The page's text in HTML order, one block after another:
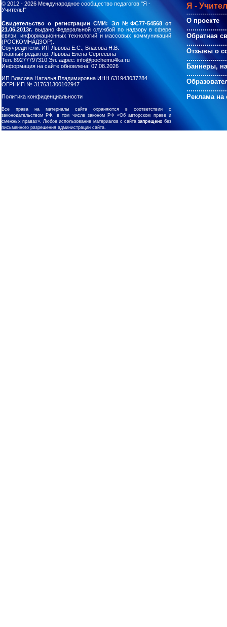
© 2012 - 2026 Международное сообщество педагогов "Я -
Учитель!"
Я -
О проекте
Обратная
Отзывы о
Баннеры,
Реклама на
Свидетельство о регистрации СМИ: Эл №ФС77-54568 от
21.06.2013г. выдано Федеральной службой по надзору в сфере
связи, информационных технологий и массовых коммуникаций
(РОСКОМНАДЗОР).
Соучредители: ИП Львова Е.С., Власова Н.В.
Главный редактор: Львова Елена Сергеевна
Тел. 89277797310 Эл. адрес: info@pochemu4ka.ru
Информация на сайте обновлена: 07.08.2026
ИП Власова Наталья Владимировна ИНН 631943037284
ОГРНИП № 317631300102947
Политика конфиденциальности
Все права на материалы сайта охраняются в соответствии с
законодательством РФ, в том числе законом РФ «Об авторском праве и
смежных правах». Любое использование материалов с сайта запрещенобез
письменного разрешения администрации сайта.